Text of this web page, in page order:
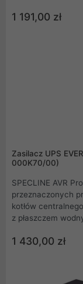
automatyki.
bateryjnym (lub
podłączone
1 191,00 zł
Zasilacz UPS
000K70/00)
SPECLINE AVR
przeznaczonych
kotłów
z płaszczem
automatyki.
podłączone
1 430,00 zł